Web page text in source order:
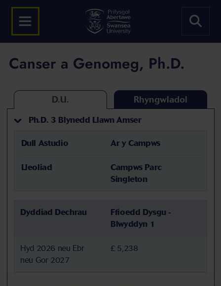
Canser a Genomeg, Ph.D.
D.U. Rhyngwladol
Ph.D. 3 Blynedd Llawn Amser
Dull Astudio Ar y Campws
Lleoliad
Campws Parc
Singleton
Dyddiad Dechrau
Ffioedd Dysgu -
Blwyddyn 1
Hyd 2026 neu Ebr
neu Gor 2027
£ 5,238